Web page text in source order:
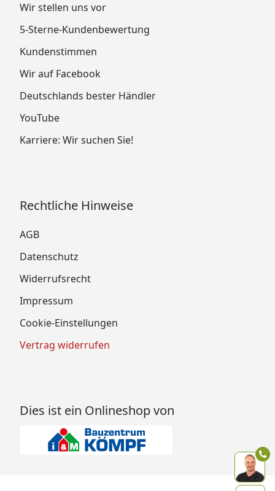
Wir stellen uns vor
5-Sterne-Kundenbewertung
Kundenstimmen
Wir auf Facebook
Deutschlands bester Händler
YouTube
Karriere: Wir suchen Sie!
Rechtliche Hinweise
AGB
Datenschutz
Widerrufsrecht
Impressum
Cookie-Einstellungen
Vertrag widerrufen
Dies ist ein Onlineshop von